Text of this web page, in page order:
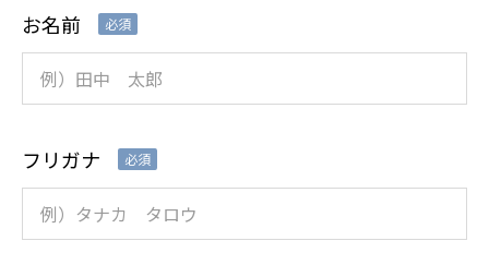
お名前 必須
フリガナ 必須